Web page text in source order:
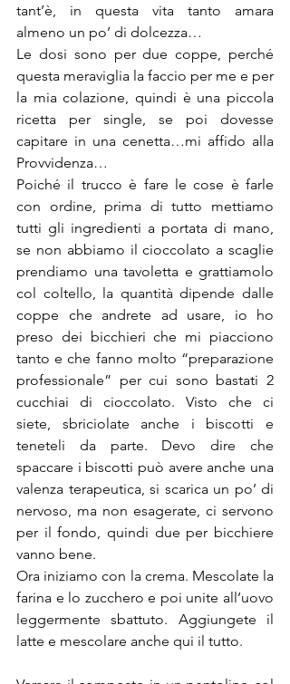
tant’è, in questa vita tanto amara
almeno un po’ di dolcezza…
Le dosi sono per due coppe, perché
questa meraviglia la faccio per me e per
la mia colazione, quindi è una piccola
ricetta per single, se poi dovesse
capitare in una cenetta…mi affido alla
Provvidenza…
Poiché il trucco è fare le cose è farle
con ordine, prima di tutto mettiamo
tutti gli ingredienti a portata di mano,
se non abbiamo il cioccolato a scaglie
prendiamo una tavoletta e grattiamolo
col coltello, la quantità dipende dalle
coppe che andrete ad usare, io ho
preso dei bicchieri che mi piacciono
tanto e che fanno molto “preparazione
professionale” per cui sono bastati 2
cucchiai di cioccolato. Visto che ci
siete, sbriciolate anche i biscotti e
teneteli da parte. Devo dire che
spaccare i biscotti può avere anche una
valenza terapeutica, si scarica un po’ di
nervoso, ma non esagerate, ci servono
per il fondo, quindi due per bicchiere
vanno bene.
Ora iniziamo con la crema. Mescolate la
farina e lo zucchero e poi unite all’uovo
leggermente sbattuto. Aggiungete il
latte e mescolare anche qui il tutto.